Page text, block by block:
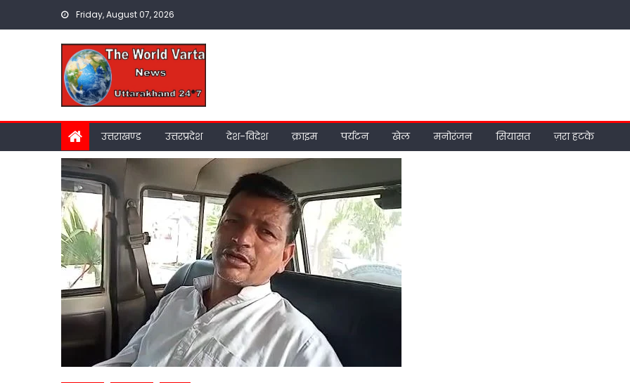
Friday, August 07, 2026
उत्तराखण्ड उत्तरप्रदेश देश-विदेश क्राइम पर्यटन खेल मनोरंजन सियासत ज़रा हटके